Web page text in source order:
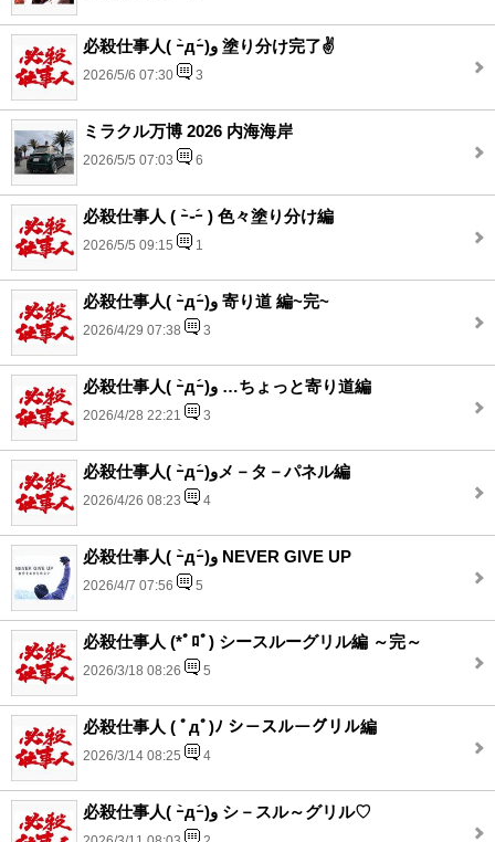
必殺仕事人( ｰ̀дｰ́)و 塗り分け完了✌️
2026/5/6 07:30 3
ミラクル万博 2026 内海海岸
2026/5/5 07:03 6
必殺仕事人 ( ｰ̀֊ｰ́ ) 色々塗り分け編
2026/5/5 09:15 1
必殺仕事人( ｰ̀дｰ́)و 寄り道 編~完~
2026/4/29 07:38 3
必殺仕事人( ｰ̀дｰ́)و …ちょっと寄り道編
2026/4/28 22:21 3
必殺仕事人( ｰ̀дｰ́)وメ－タ－パネル編
2026/4/26 08:23 4
必殺仕事人( ｰ̀дｰ́)و NEVER GIVE UP
2026/4/7 07:56 5
必殺仕事人 (*ﾟﾛﾟ) シースルーグリル編 ～完～
2026/3/18 08:26 5
必殺仕事人 ( ﾟдﾟ)ﾉ シ－スルーグリル編
2026/3/14 08:25 4
必殺仕事人( ｰ̀дｰ́)و シ－スル～グリル♡